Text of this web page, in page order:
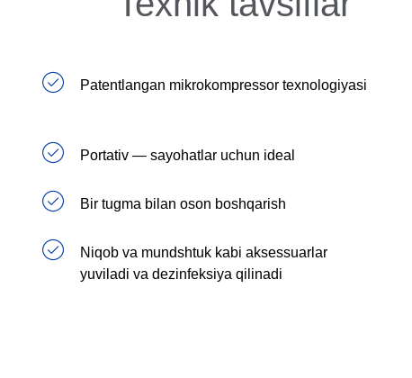
Patentlangan mikrokompressor texnologiyasi
Portativ — sayohatlar uchun ideal
Bir tugma bilan oson boshqarish
Niqob va mundshtuk kabi aksessuarlar
yuviladi va dezinfeksiya qilinadi